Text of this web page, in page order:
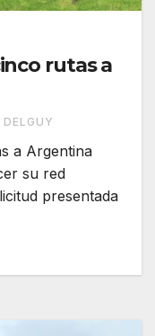
rutas a
a Argentina
su red
presentada